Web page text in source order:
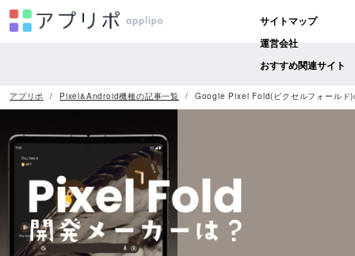
サイトマップ
運営会社
おすすめ関連サイト
アプリポ Pixel&Android機種の記事一覧 Google Pixel Fold(ピクセルフォールド)